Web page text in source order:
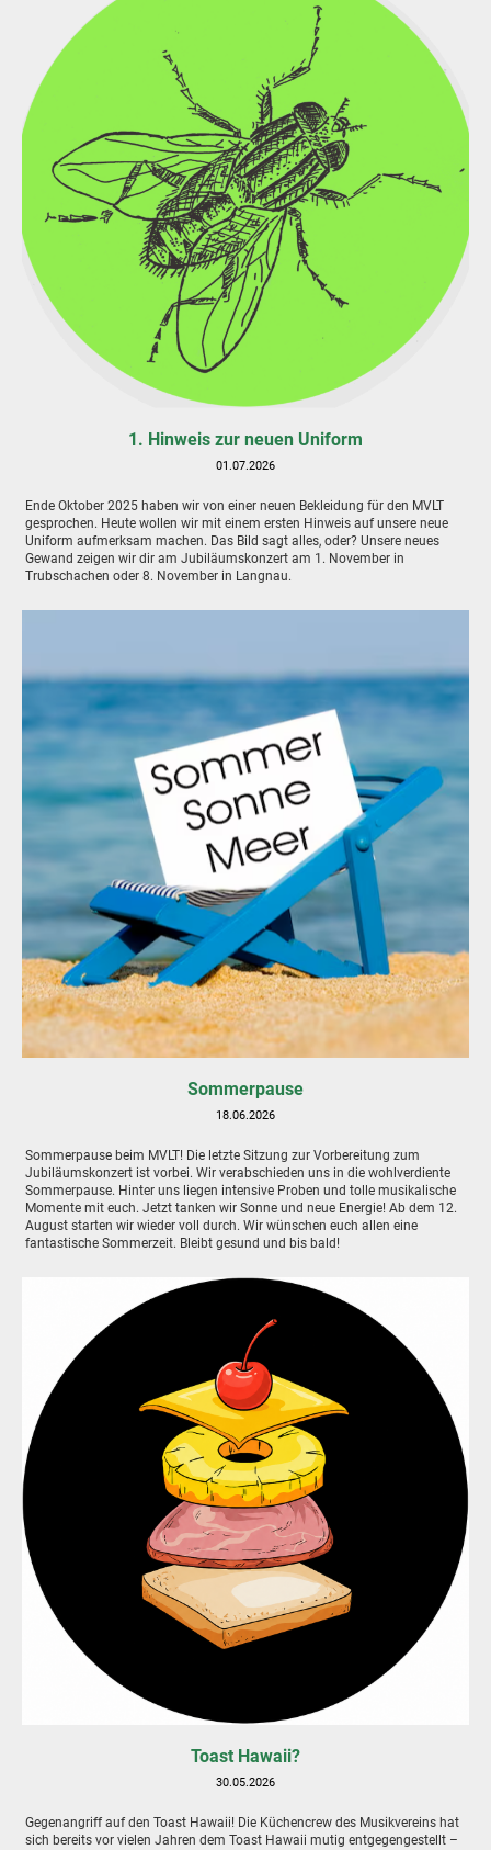
1. Hinweis zur neuen Uniform
01.07.2026
Ende Oktober 2025 haben wir von einer neuen Bekleidung für den MVLT
gesprochen. Heute wollen wir mit einem ersten Hinweis auf unsere neue
Uniform aufmerksam machen. Das Bild sagt alles, oder? Unsere neues
Gewand zeigen wir dir am Jubiläumskonzert am 1. November in
Trubschachen oder 8. November in Langnau.
Sommerpause
18.06.2026
Sommerpause beim MVLT! Die letzte Sitzung zur Vorbereitung zum
Jubiläumskonzert ist vorbei. Wir verabschieden uns in die wohlverdiente
Sommerpause. Hinter uns liegen intensive Proben und tolle musikalische
Momente mit euch. Jetzt tanken wir Sonne und neue Energie! Ab dem 12.
August starten wir wieder voll durch. Wir wünschen euch allen eine
fantastische Sommerzeit. Bleibt gesund und bis bald!
Toast Hawaii?
30.05.2026
Gegenangriff auf den Toast Hawaii! Die Küchencrew des Musikvereins hat
sich bereits vor vielen Jahren dem Toast Hawaii mutig entgegengestellt –